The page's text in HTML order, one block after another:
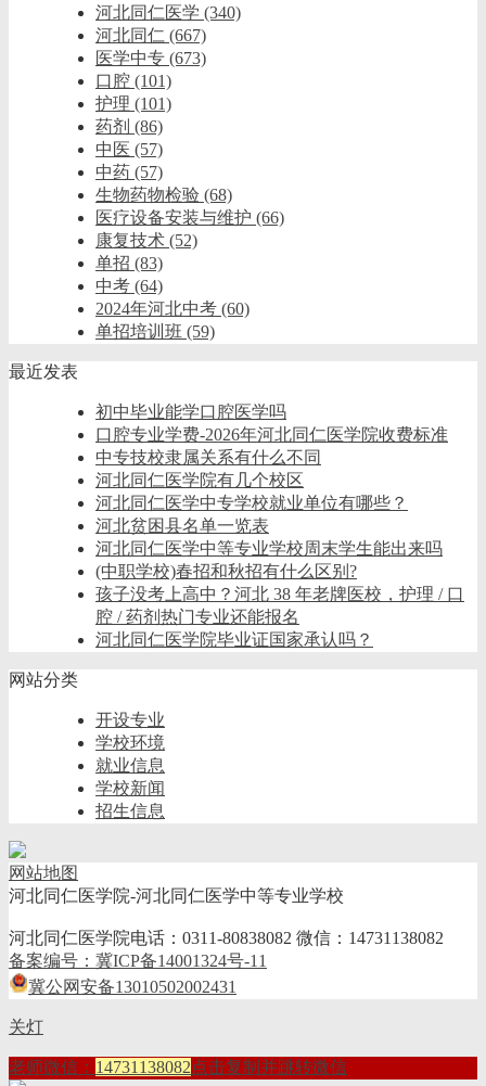
河北同仁医学 (340)
河北同仁 (667)
医学中专 (673)
口腔 (101)
护理 (101)
药剂 (86)
中医 (57)
中药 (57)
生物药物检验 (68)
医疗设备安装与维护 (66)
康复技术 (52)
单招 (83)
中考 (64)
2024年河北中考 (60)
单招培训班 (59)
最近发表
初中毕业能学口腔医学吗
口腔专业学费-2026年河北同仁医学院收费标准
中专技校隶属关系有什么不同
河北同仁医学院有几个校区
河北同仁医学中专学校就业单位有哪些？
河北贫困县名单一览表
河北同仁医学中等专业学校周末学生能出来吗
(中职学校)春招和秋招有什么区别?
孩子没考上高中？河北 38 年老牌医校，护理 / 口
腔 / 药剂热门专业还能报名
河北同仁医学院毕业证国家承认吗？
网站分类
开设专业
学校环境
就业信息
学校新闻
招生信息
网站地图
河北同仁医学院-河北同仁医学中等专业学校
河北同仁医学院电话：0311-80838082 微信：14731138082
备案编号：冀ICP备14001324号-11
冀公网安备13010502002431
关灯
老师微信： 14731138082点击复制并跳转微信